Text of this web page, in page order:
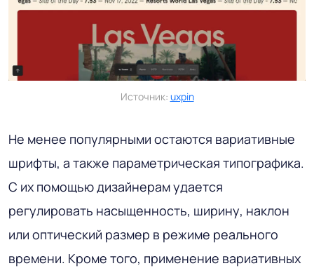
Источник: uxpin
Не менее популярными остаются вариативные
шрифты, а также параметрическая типографика.
С их помощью дизайнерам удается
регулировать насыщенность, ширину, наклон
или оптический размер в режиме реального
времени. Кроме того, применение вариативных